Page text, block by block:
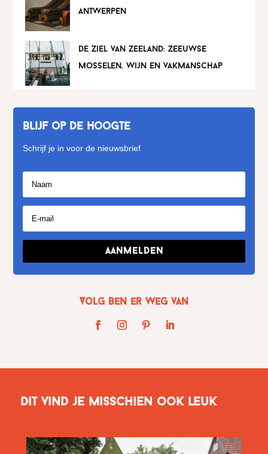
antwerpen
de ziel van zeeland: zeeuwse
mosselen, wijn en vakmanschap
Blijf op de hoogte
Schrijf je in voor de nieuwsbrief
Aanmelden
Volg Ben er weg van
Dit vind je misschien ook leuk